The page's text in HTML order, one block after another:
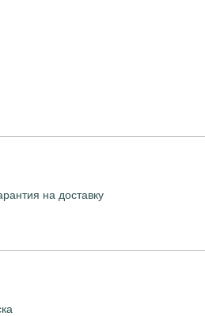
на доставку